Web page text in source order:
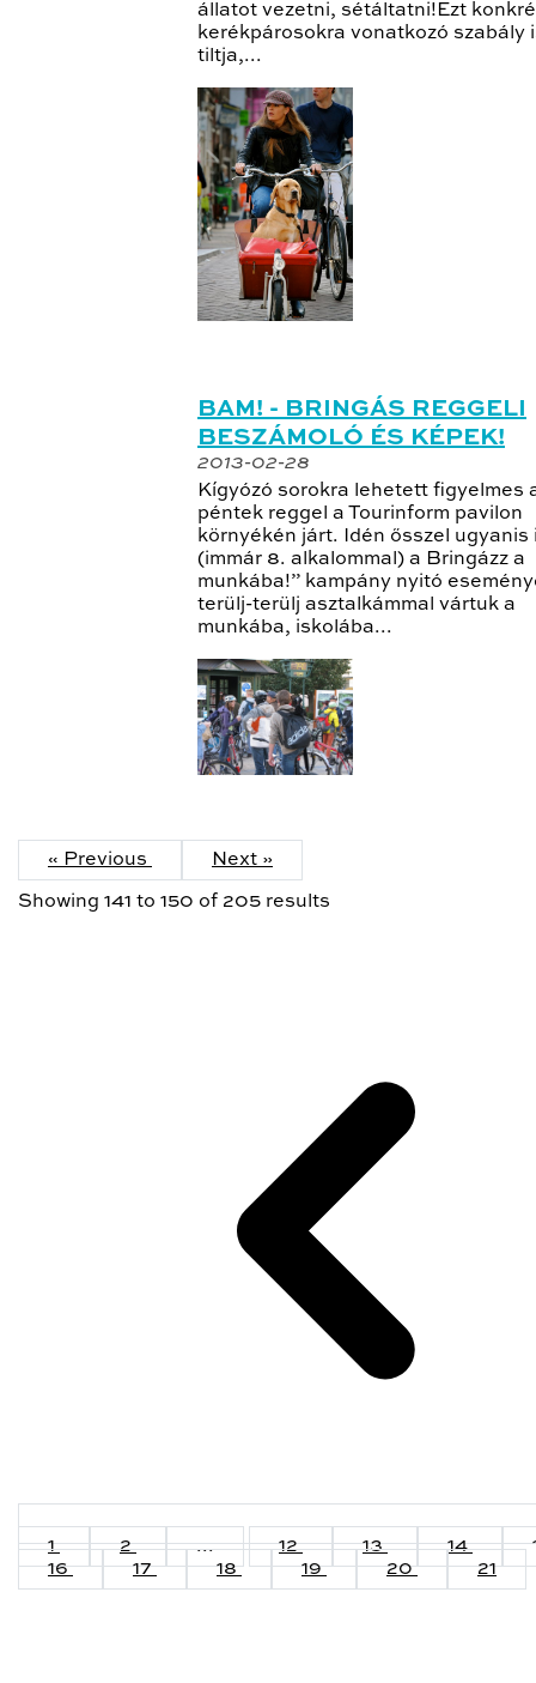
állatot vezetni, sétáltatni!Ezt
kerékpárosokra vonatkozó szabály
tiltja,...
BAM! - BRINGÁS REGGELI
BESZÁMOLÓ ÉS KÉPEK!
2013-02-28
Kígyózó sorokra lehetett figyelmes
péntek reggel a Tourinform pavilon
környékén járt. Idén ősszel ugyanis
(immár 8. alkalommal) a Bringázz a
munkába!” kampány nyitó
terülj-terülj asztalkámmal vártuk a
munkába, iskolába...
« Previous Next »
Showing 141 to 150 of 205 results
1 2 ... 12 13 14
16
17 18 19 20 21